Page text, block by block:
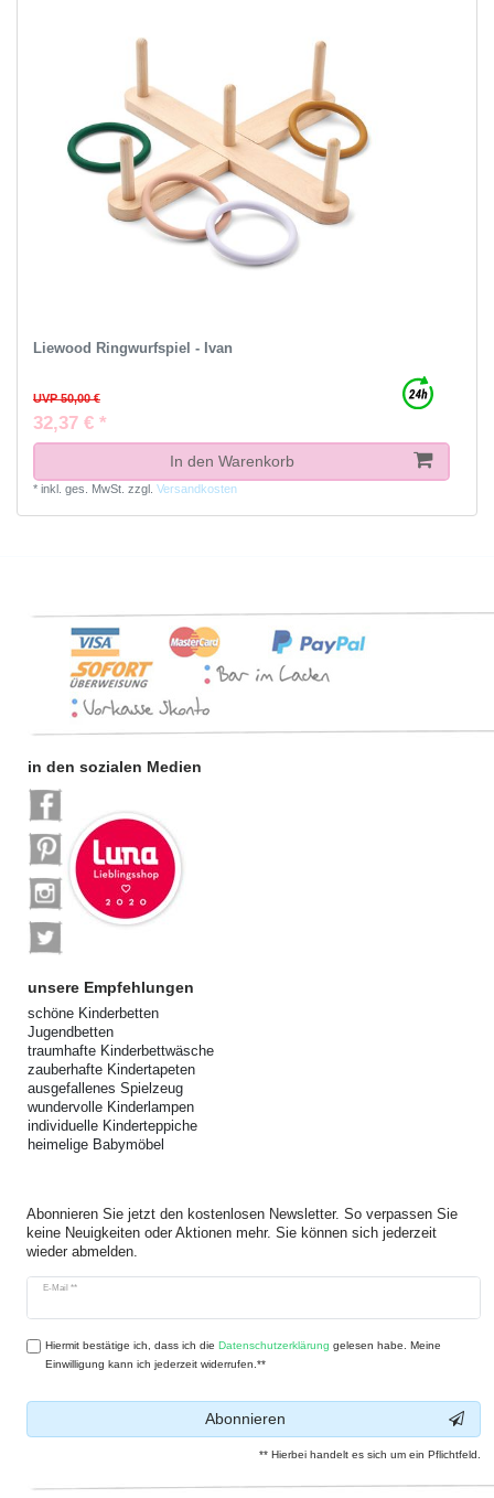
Liewood Ringwurfspiel - Ivan
UVP 50,00 €
32,37 € *
In den Warenkorb
* inkl. ges. MwSt. zzgl. Versandkosten
in den sozialen Medien
unsere Empfehlungen
schöne Kinderbetten
Jugendbetten
traumhafte Kinderbettwäsche
zauberhafte Kindertapeten
ausgefallenes Spielzeug
wundervolle Kinderlampen
individuelle Kinderteppiche
heimelige Babymöbel
Abonnieren Sie jetzt den kostenlosen Newsletter. So verpassen Sie
keine Neuigkeiten oder Aktionen mehr. Sie können sich jederzeit
wieder abmelden.
E-Mail **
Newsletter
Hiermit bestätige ich, dass ich dieDaten­schutz­erklärung gelesen habe. Meine
Einwilligung kann ich jederzeit widerrufen.**
Abonnieren
** Hierbei handelt es sich um ein Pflichtfeld.